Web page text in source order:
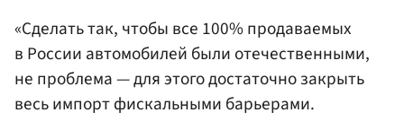
«Сделать так, чтобы все 100% продаваемых
в России автомобилей были отечественными,
не проблема — для этого достаточно закрыть
весь импорт фискальными барьерами.